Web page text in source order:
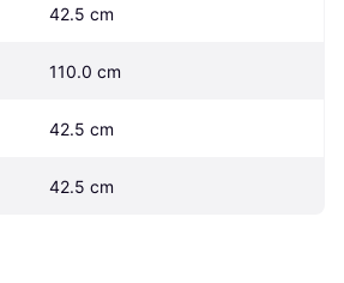
42.5 cm
110.0 cm
42.5 cm
42.5 cm